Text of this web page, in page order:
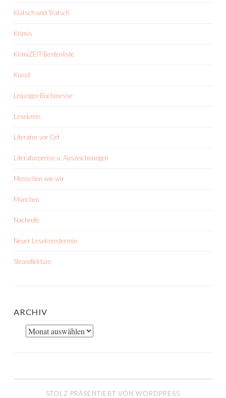
Klatsch und Tratsch
Krimis
KrimiZEIT-Bestenliste
Kunst
Leipziger Buchmesse
Lesekreis
Literatur vor Ort
Literaturpreise u. Auszeichnungen
Menschen wie wir
München
Nachrufe
Neuer Lesekreistermin
Strandlektüre
ARCHIV
Archiv
STOLZ PRÄSENTIERT VON WORDPRESS